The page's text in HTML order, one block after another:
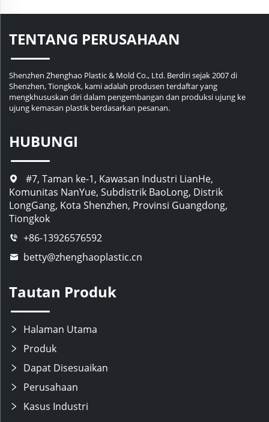
TENTANG PERUSAHAAN
Shenzhen Zhenghao Plastic & Mold Co., Ltd. Berdiri sejak 2007 di
Shenzhen, Tiongkok, kami adalah produsen terdaftar yang
mengkhususkan diri dalam pengembangan dan produksi ujung ke
ujung kemasan plastik berdasarkan pesanan.
HUBUNGI
#7, Taman ke-1, Kawasan Industri LianHe,
Komunitas NanYue, Subdistrik BaoLong, Distrik
LongGang, Kota Shenzhen, Provinsi Guangdong,
Tiongkok
+86-13926576592
betty@zhenghaoplastic.cn
Tautan Produk
Halaman Utama
Produk
Dapat Disesuaikan
Perusahaan
Kasus Industri